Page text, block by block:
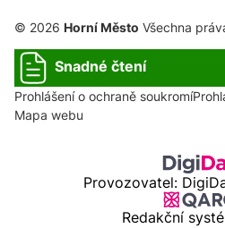
© 2026 Horní Město Všechna
Snadné čtení
Prohlášení o ochraně soukromí
Mapa webu
Provozovatel:
Redakční